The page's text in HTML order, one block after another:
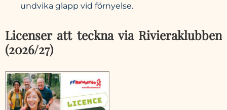
undvika glapp vid förnyelse.
Licenser att teckna via Rivieraklubben
(2026/27)